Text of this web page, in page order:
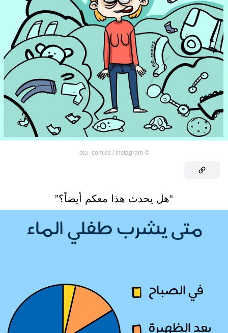
©
ola_comics / instagram
“هل يحدث هذا معكم أيضاً؟”